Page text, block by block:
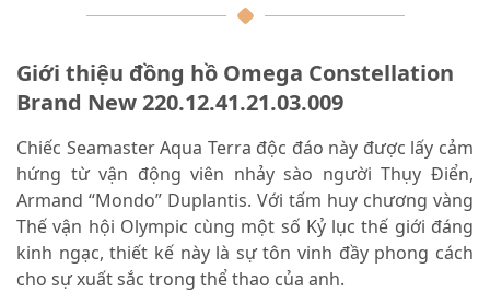
Giới thiệu đồng hồ Omega Constellation
Brand New 220.12.41.21.03.009
Chiếc Seamaster Aqua Terra độc đáo này được lấy cảm
hứng từ vận động viên nhảy sào người Thụy Điển,
Armand “Mondo” Duplantis. Với tấm huy chương vàng
Thế vận hội Olympic cùng một số Kỷ lục thế giới đáng
kinh ngạc, thiết kế này là sự tôn vinh đầy phong cách
cho sự xuất sắc trong thể thao của anh.